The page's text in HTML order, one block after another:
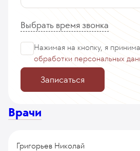
Выбрать время звонка
Нажимая на кнопку, я
обработки персональных
Записаться
Врачи
Григорьев Николай